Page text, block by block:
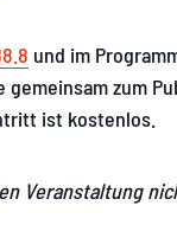
und im
zum
ist kostenlos.
Veranstaltung